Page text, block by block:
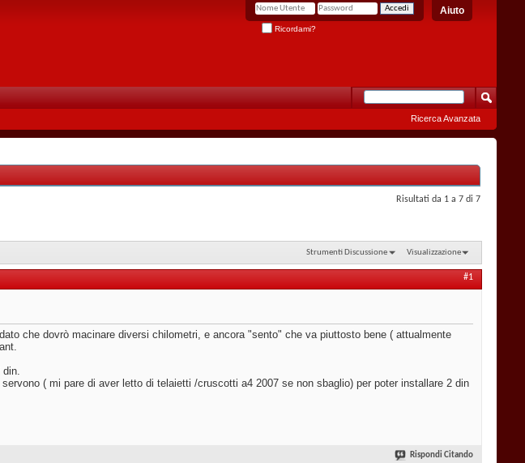
Aiuto
Ricordami?
Ricerca Avanzata
Risultati da 1 a 7 di 7
Strumenti Discussione Visualizzazione
#1
che dovrò macinare diversi chilometri, e ancora "sento" che va piuttosto bene ( attualmente
din.
( mi pare di aver letto di telaietti /cruscotti a4 2007 se non sbaglio) per poter installare 2 din
Rispondi Citando